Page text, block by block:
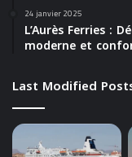
24 janvier 2025
L’Aurès Ferries :
moderne et
Last Modified